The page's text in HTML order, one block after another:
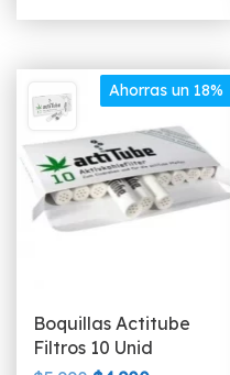
Ahorras un 18%
Boquillas Actitube
Filtros 10 Unid